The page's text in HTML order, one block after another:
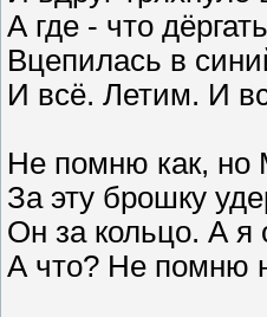
А где - что
Вцепилась в
И всё. Летим. И
Не помню как, но
За эту брошку
Он за кольцо. А я
А что? Не помню